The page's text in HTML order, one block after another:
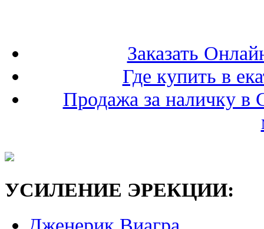
Заказать
Где купить в
Продажа за наличку в
УСИЛЕНИЕ ЭРЕКЦИИ: